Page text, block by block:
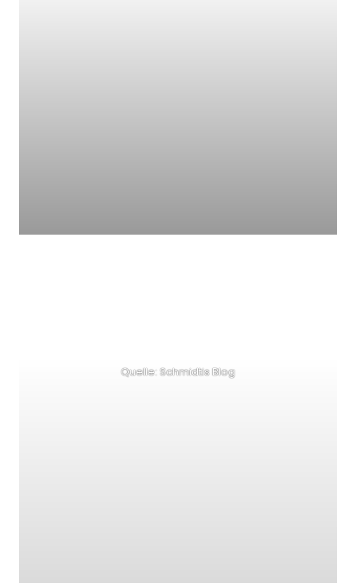
Quelle: Schmidtis Blog